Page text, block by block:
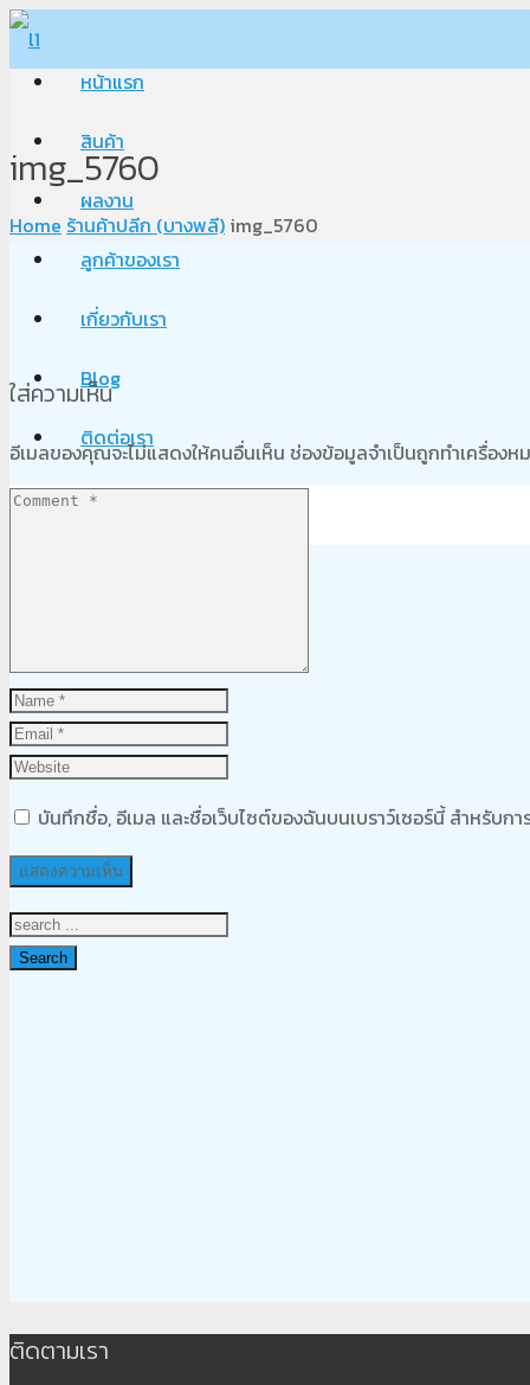
หน้าแรก
สินค้า
ผลงาน
ลูกค้าของเรา
เกี่ยวกับเรา
Blog
ติดต่อเรา
img_5760
Home ร้านค้าปลีก (บางพลี) img_5760
ใส่ความเห็น
อีเมลของคุณจะไม่แสดงให้คนอื่นเห็น ช่องข้อมูลจำเป็นถูกทำเครื่องห
บันทึกชื่อ, อีเมล และชื่อเว็บไซต์ของฉันบนเบราว์เซอร์นี้ สำหรับก
Search
ติดตามเรา